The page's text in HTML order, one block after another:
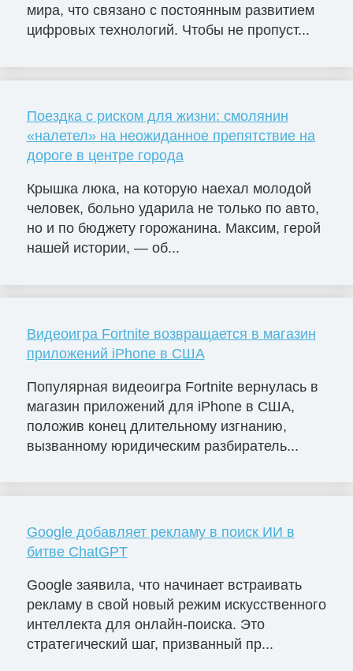
мира, что связано с постоянным развитием
цифровых технологий. Чтобы не пропуст...
Поездка с риском для жизни: смолянин
«налетел» на неожиданное препятствие на
дороге в центре города
Крышка люка, на которую наехал молодой
человек, больно ударила не только по авто,
но и по бюджету горожанина. Максим, герой
нашей истории, — об...
Видеоигра Fortnite возвращается в магазин
приложений iPhone в США
Популярная видеоигра Fortnite вернулась в
магазин приложений для iPhone в США,
положив конец длительному изгнанию,
вызванному юридическим разбиратель...
Google добавляет рекламу в поиск ИИ в
битве ChatGPT
Google заявила, что начинает встраивать
рекламу в свой новый режим искусственного
интеллекта для онлайн-поиска. Это
стратегический шаг, призванный пр...